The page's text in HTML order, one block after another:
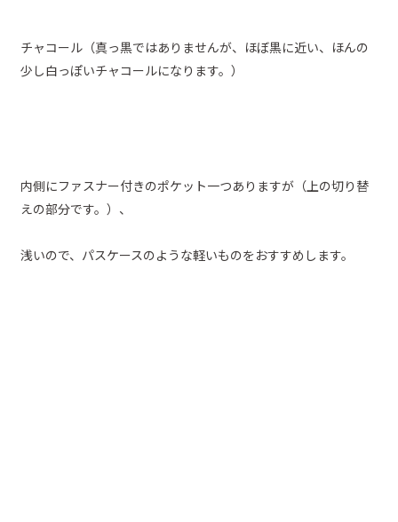
チャコール（真っ黒ではありませんが、ほぼ黒に近い、ほんの
少し白っぽいチャコールになります。）
内側にファスナー付きのポケット一つありますが（上の切り替
えの部分です。）、
浅いので、パスケースのような軽いものをおすすめします。